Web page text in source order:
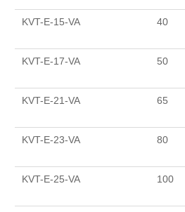
KVT-E-15-VA 40
KVT-E-17-VA 50
KVT-E-21-VA 65
KVT-E-23-VA 80
KVT-E-25-VA 100